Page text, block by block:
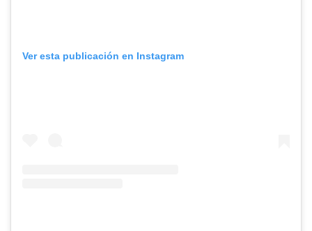
Ver esta publicación en Instagram